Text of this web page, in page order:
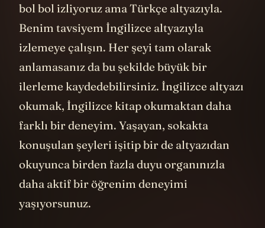
bol bol izliyoruz ama Türkçe altyazıyla.
Benim tavsiyem İngilizce altyazıyla
izlemeye çalışın. Her şeyi tam olarak
anlamasanız da bu şekilde büyük bir
ilerleme kaydedebilirsiniz. İngilizce altyazı
okumak, İngilizce kitap okumaktan daha
farklı bir deneyim. Yaşayan, sokakta
konuşulan şeyleri işitip bir de altyazıdan
okuyunca birden fazla duyu organınızla
daha aktif bir öğrenim deneyimi
yaşıyorsunuz.